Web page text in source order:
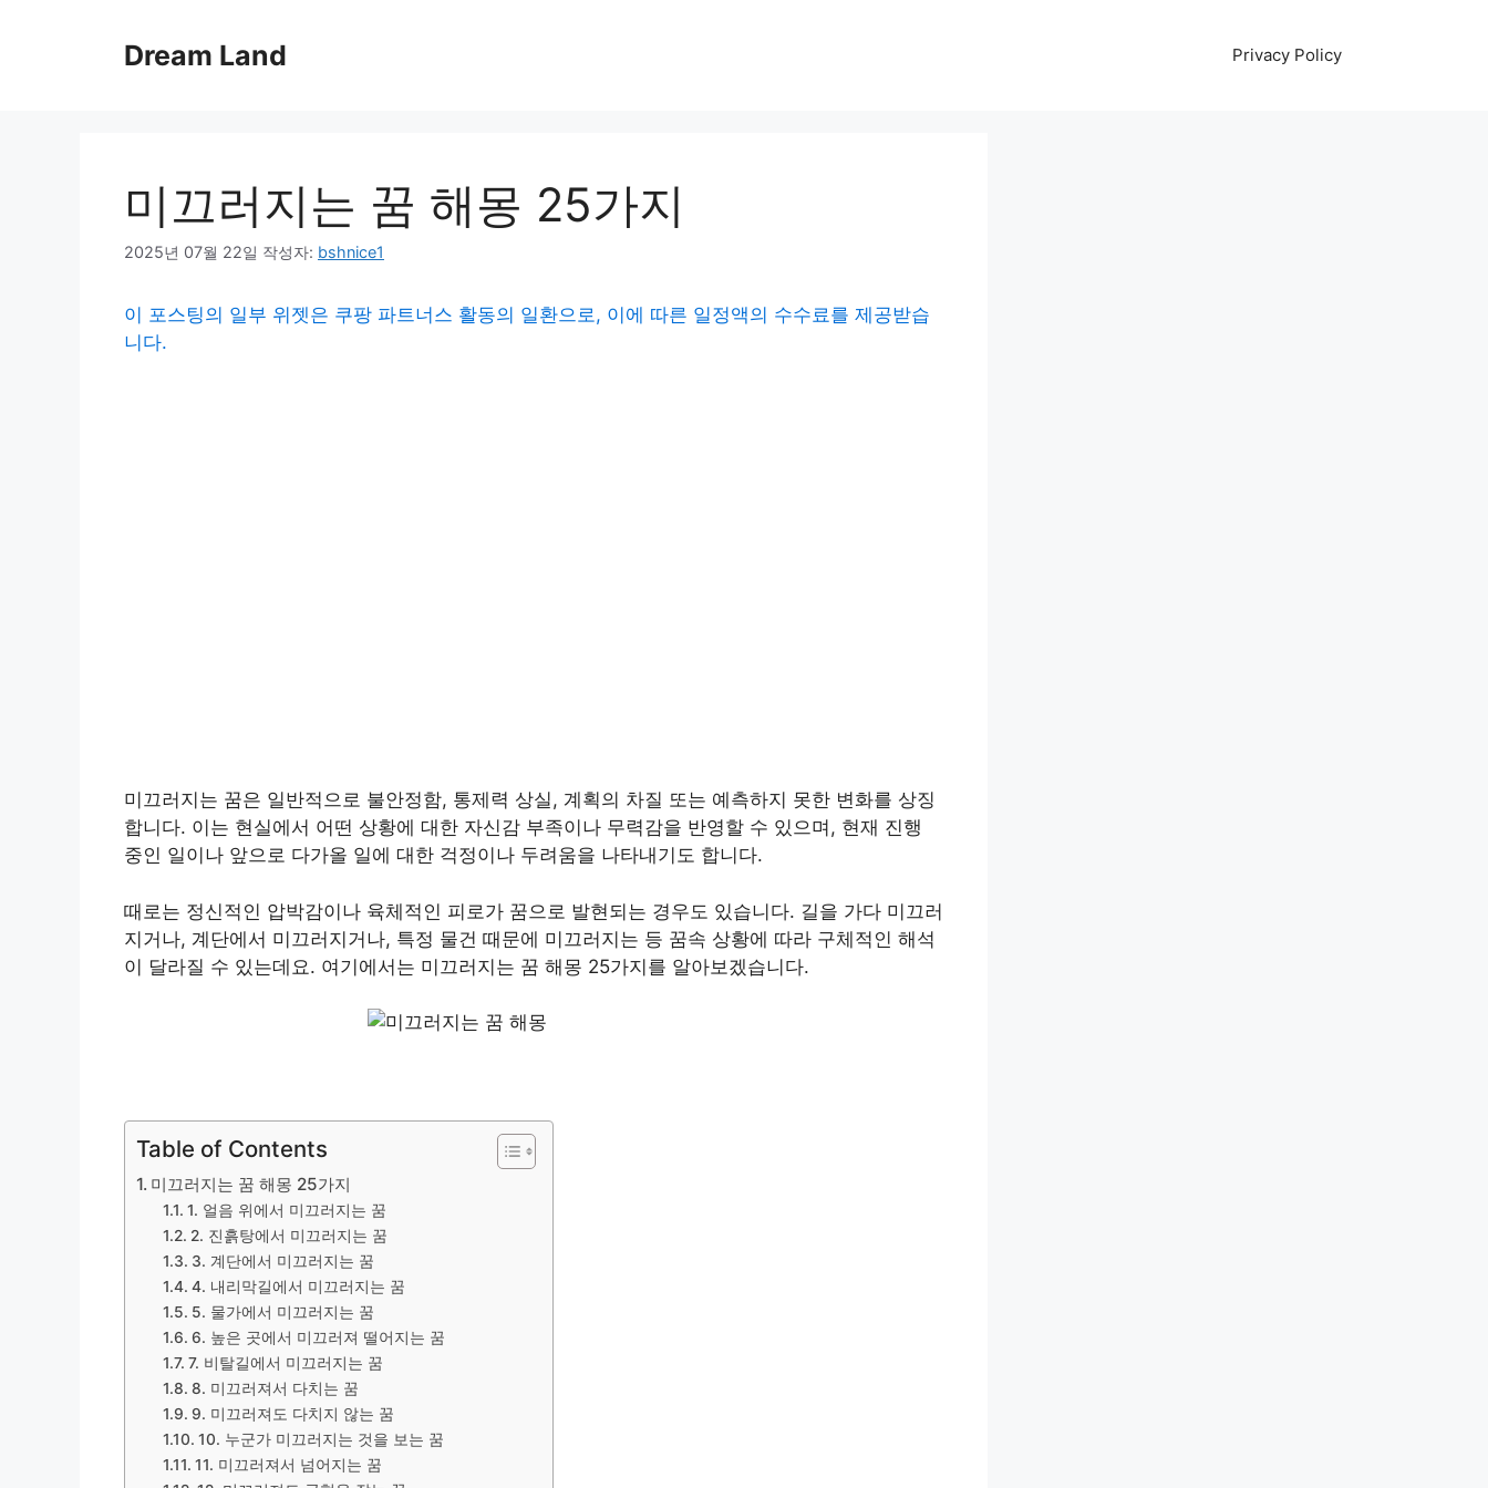
Dream Land Privacy Policy
미끄러지는 꿈 해몽 25가지
2025년 07월 22일 작성자: bshnice1
이 포스팅의 일부 위젯은 쿠팡 파트너스 활동의 일환으로, 이에 따른 일정액의 수수료를 제공받습
니다.
미끄러지는 꿈은 일반적으로 불안정함, 통제력 상실, 계획의 차질 또는 예측하지 못한 변화를 상징
합니다. 이는 현실에서 어떤 상황에 대한 자신감 부족이나 무력감을 반영할 수 있으며, 현재 진행
중인 일이나 앞으로 다가올 일에 대한 걱정이나 두려움을 나타내기도 합니다.
때로는 정신적인 압박감이나 육체적인 피로가 꿈으로 발현되는 경우도 있습니다. 길을 가다 미끄러
지거나, 계단에서 미끄러지거나, 특정 물건 때문에 미끄러지는 등 꿈속 상황에 따라 구체적인 해석
이 달라질 수 있는데요. 여기에서는 미끄러지는 꿈 해몽 25가지를 알아보겠습니다.
Table of Contents
미끄러지는 꿈 해몽 25가지
1. 얼음 위에서 미끄러지는 꿈
2. 진흙탕에서 미끄러지는 꿈
3. 계단에서 미끄러지는 꿈
4. 내리막길에서 미끄러지는 꿈
5. 물가에서 미끄러지는 꿈
6. 높은 곳에서 미끄러져 떨어지는 꿈
7. 비탈길에서 미끄러지는 꿈
8. 미끄러져서 다치는 꿈
9. 미끄러져도 다치지 않는 꿈
10. 누군가 미끄러지는 것을 보는 꿈
11. 미끄러져서 넘어지는 꿈